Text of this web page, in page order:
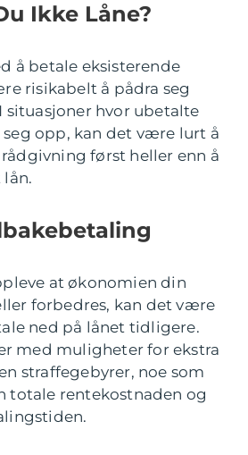
Ikke Låne?
å betale eksisterende
risikabelt å pådra seg
situasjoner hvor ubetalte
opp, kan det være lurt å
først heller enn å
at økonomien din
forbedres, kan det være
ned på lånet tidligere.
med muligheter for ekstra
straffegebyrer, noe som
totale rentekostnaden og